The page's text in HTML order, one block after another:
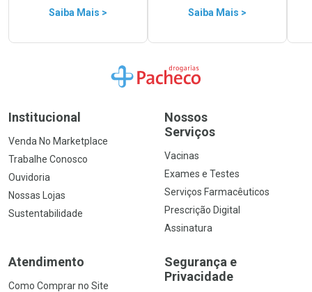
Saiba Mais > Saiba Mais >
Ir para a Home
Institucional
Venda No Marketplace
Trabalhe Conosco
Ouvidoria
Nossas Lojas
Sustentabilidade
Nossos
Serviços
Vacinas
Exames e Testes
Serviços Farmacêuticos
Prescrição Digital
Assinatura
Atendimento
Como Comprar no Site
Segurança e
Privacidade